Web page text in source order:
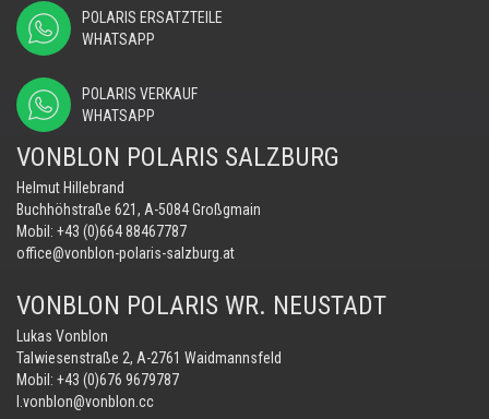
POLARIS ERSATZTEILE
WHATSAPP
POLARIS VERKAUF
WHATSAPP
VONBLON POLARIS SALZBURG
Helmut Hillebrand
Buchhöhstraße 621, A-5084 Großgmain
Mobil: +43 (0)664 88467787
office@vonblon-polaris-salzburg.at
VONBLON POLARIS WR. NEUSTADT
Lukas Vonblon
Talwiesenstraße 2, A-2761 Waidmannsfeld
Mobil: +43 (0)676 9679787
l.vonblon@vonblon.cc